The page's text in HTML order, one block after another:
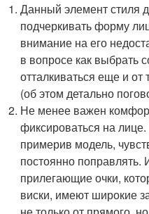
Данный элемент стиля
подчеркивать форму
внимание на его
в вопросе как выбрать
отталкиваться еще и
(об этом детально
Не менее важен
фиксироваться на
примерив модель,
постоянно поправлять.
прилегающие очки,
виски, имеют широкие